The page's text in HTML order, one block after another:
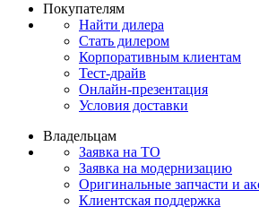
Покупателям
Найти дилера
Стать дилером
Корпоративным клиентам
Тест-драйв
Онлайн-презентация
Условия доставки
Владельцам
Заявка на ТО
Заявка на модернизацию
Оригинальные запчасти и
Клиентская поддержка